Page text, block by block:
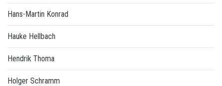
Hans-Martin Konrad
Hauke Hellbach
Hendrik Thoma
Holger Schramm